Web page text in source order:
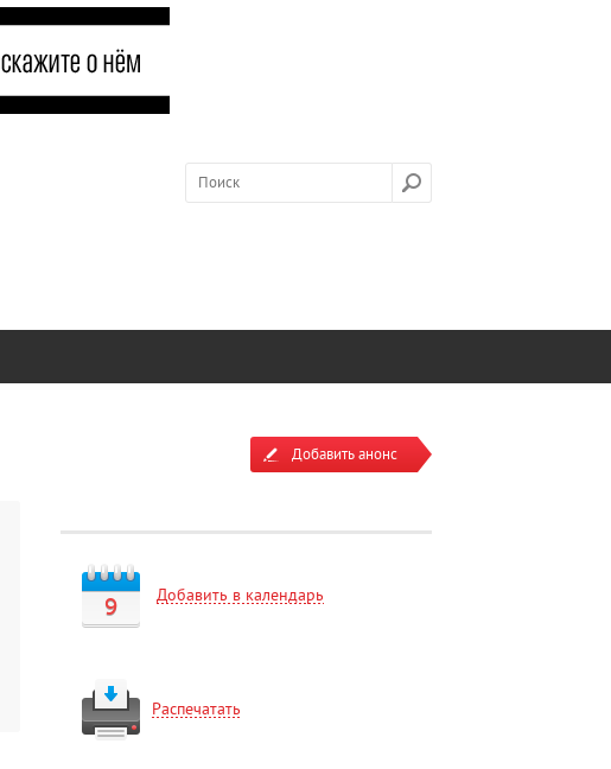
Добавить анонс
9 Добавить в календарь
Распечатать